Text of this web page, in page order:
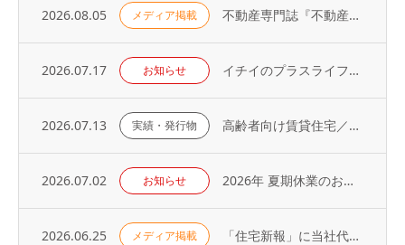
2026.08.05 メディア掲載 不動産専門誌『不動産コンサルティングプラス』に弊社代表・荻野の寄稿記事が掲載されました
2026.07.17 お知らせ イチイのプラスライフサービス「 オーナーアプリ」導入のお知らせ
2026.07.13 実績・発行物 高齢者向け賃貸住宅／取り扱い戸数（2026年）
2026.07.02 お知らせ 2026年 夏期休業のお知らせ
2026.06.25 メディア掲載 「住宅新報」に当社代表の取材記事が掲載されました（2026年6月23日号）